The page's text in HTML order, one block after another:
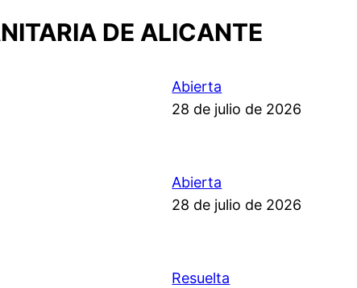
DE ALICANTE
Abierta
28 de julio de 2026
Abierta
28 de julio de 2026
Resuelta